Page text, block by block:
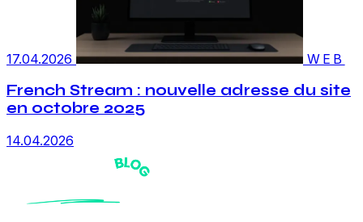
17.04.2026 WEB
French Stream : nouvelle adresse du site
en octobre 2025
14.04.2026